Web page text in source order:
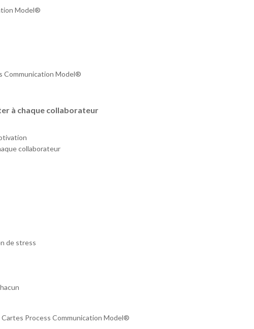
Model®
Communication Model®
à chaque collaborateur
collaborateur
de stress
Process Communication Model®